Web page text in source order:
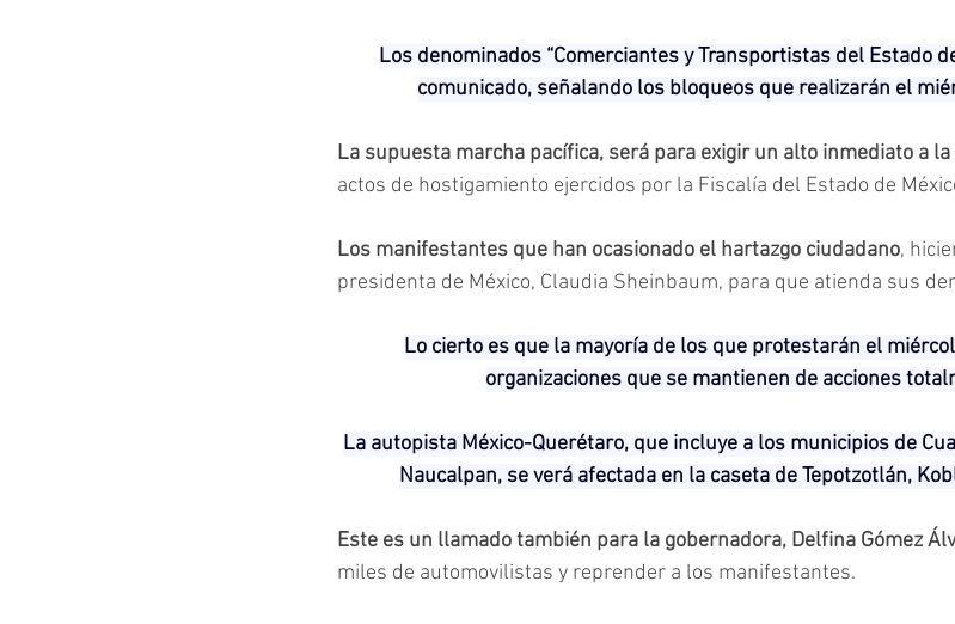
Los denominados “Comerciantes y Transportistas del Estado
comunicado, señalando los bloqueos que realizarán el
La supuesta marcha pacífica, será para exigir un alto inmediato a
actos de hostigamiento ejercidos por la Fiscalía del Estado de
Los manifestantes que han ocasionado el hartazgo ciudadano,
presidenta de México, Claudia Sheinbaum, para que atienda sus
Lo cierto es que la mayoría de los que protestarán el
organizaciones que se mantienen de acciones
La autopista México-Querétaro, que incluye a los municipios de
Naucalpan, se verá afectada en la caseta de Tepotzotlán,
Este es un llamado también para la gobernadora, Delfina Gómez
miles de automovilistas y reprender a los manifestantes.